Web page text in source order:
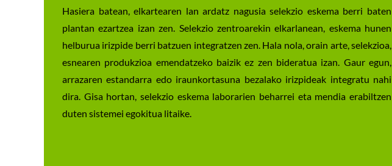
Hasiera batean, elkartearen lan ardatz nagusia selekzio eskema berri baten
plantan ezartzea izan zen. Selekzio zentroarekin elkarlanean, eskema hunen
helburua irizpide berri batzuen integratzen zen. Hala nola, orain arte, selekzioa,
esnearen produkzioa emendatzeko baizik ez zen bideratua izan. Gaur egun,
arrazaren estandarra edo iraunkortasuna bezalako irizpideak integratu nahi
dira. Gisa hortan, selekzio eskema laborarien beharrei eta mendia erabiltzen
duten sistemei egokitua litaike.